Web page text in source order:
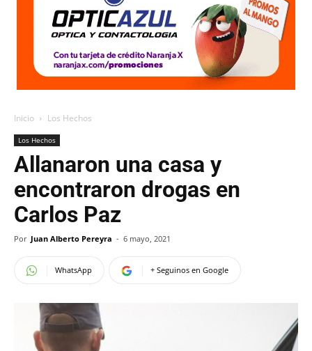
Inicio Los Hechos
Los Hechos
Allanaron una casa y
encontraron drogas en
Carlos Paz
Por Juan Alberto Pereyra - 6 mayo, 2021
WhatsApp + Seguinos en Google